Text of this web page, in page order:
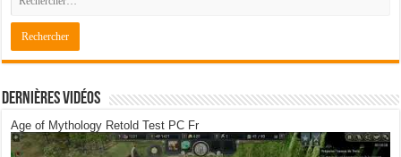
Dernières Vidéos
Age of Mythology Retold Test PC Fr